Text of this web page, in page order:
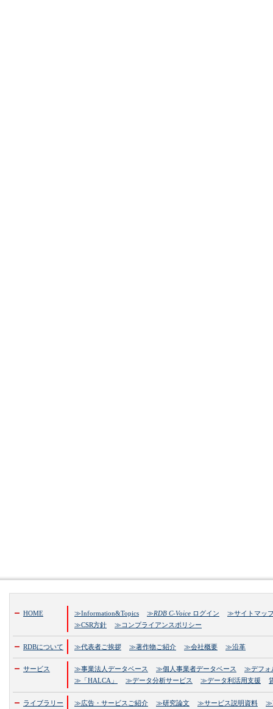
HOME ≫Information&Topics ≫RDB C-Voice ログイン
≫サイトマッ
≫CSR方針
≫コンプライアンスポリシー
RDBについて ≫代表者ご挨拶 ≫著作物ご紹介 ≫会社概要 ≫沿革
サービス ≫事業法人データベース ≫個人事業者データベース
≫デフォ
≫「HALCA」
≫データ分析サービス ≫データ利活用支援
ライブラリー ≫広告・サービスご紹介 ≫研究論文 ≫サービス説明資料